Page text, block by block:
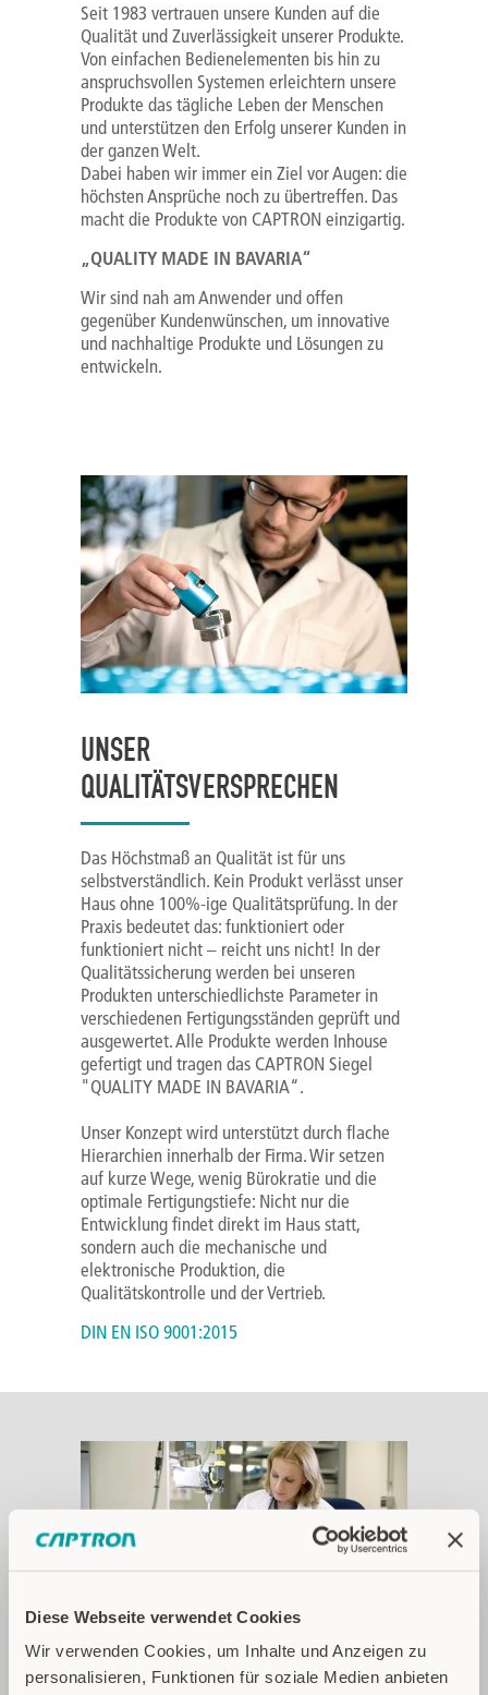
Diese Webseite verwendet Cookies
Wir verwenden Cookies, um Inhalte und Anzeigen zu
personalisieren, Funktionen für soziale Medien anbieten
Seit 1983 vertrauen unsere Kunden auf die
Qualität und Zuverlässigkeit unserer Produkte.
Von einfachen Bedienelementen bis hin zu
anspruchsvollen Systemen erleichtern unsere
Produkte das tägliche Leben der Menschen
und unterstützen den Erfolg unserer Kunden in
der ganzen Welt.
Dabei haben wir immer ein Ziel vor Augen: die
höchsten Ansprüche noch zu übertreffen. Das
macht die Produkte von CAPTRON einzigartig.
„QUALITY MADE IN BAVARIA“
Wir sind nah am Anwender und offen
gegenüber Kundenwünschen, um innovative
und nachhaltige Produkte und Lösungen zu
entwickeln.
UNSER
QUALITÄTSVERSPRECHEN
Das Höchstmaß an Qualität ist für uns
selbstverständlich. Kein Produkt verlässt unser
Haus ohne 100%-ige Qualitätsprüfung. In der
Praxis bedeutet das: funktioniert oder
funktioniert nicht – reicht uns nicht! In der
Qualitätssicherung werden bei unseren
Produkten unterschiedlichste Parameter in
verschiedenen Fertigungsständen geprüft und
ausgewertet. Alle Produkte werden Inhouse
gefertigt und tragen das CAPTRON Siegel
"QUALITY MADE IN BAVARIA“.
Unser Konzept wird unterstützt durch flache
Hierarchien innerhalb der Firma. Wir setzen
auf kurze Wege, wenig Bürokratie und die
optimale Fertigungstiefe: Nicht nur die
Entwicklung findet direkt im Haus statt,
sondern auch die mechanische und
elektronische Produktion, die
Qualitätskontrolle und der Vertrieb.
DIN EN ISO 9001:2015